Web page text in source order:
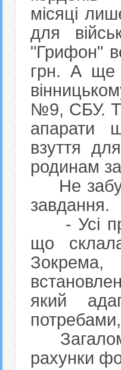
місяці
для
"Грифон"
грн. А ще
№9, СБУ.
апарати
взуття
родинам
Не
завдання.
- Усі
що
який
Загалом
рахунки